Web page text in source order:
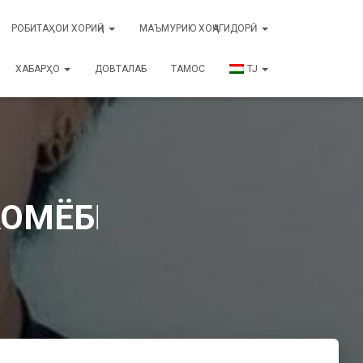
РОБИТАҲОИ ХОРИҶӢ МАЪМУРИЮ ХОҶАГИДОРӢ
ХАБАРҲО ДОВТАЛАБ ТАМОС TJ